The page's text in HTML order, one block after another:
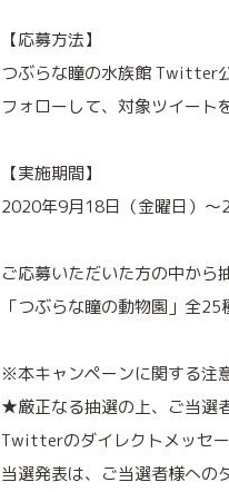
【応募方法】
つぶらな瞳の水族館 Twitter
フォローして、対象ツイート
【実施期間】
2020年9月18日（金曜日）
ご応募いただいた方の中から
「つぶらな瞳の動物園」全
※本キャンペーンに関する注
★厳正なる抽選の上、ご当選
Twitterのダイレクトメッセー
当選発表は、ご当選者様への